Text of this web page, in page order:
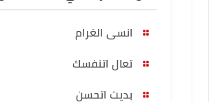
انسى الغرام
تعال اتنفسك
بديت اتحسن